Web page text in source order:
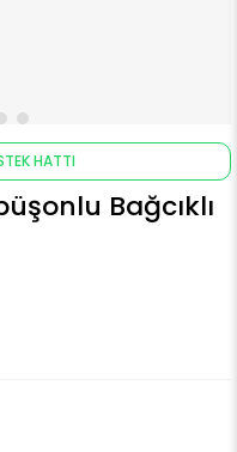
HATTI
Bağcıklı